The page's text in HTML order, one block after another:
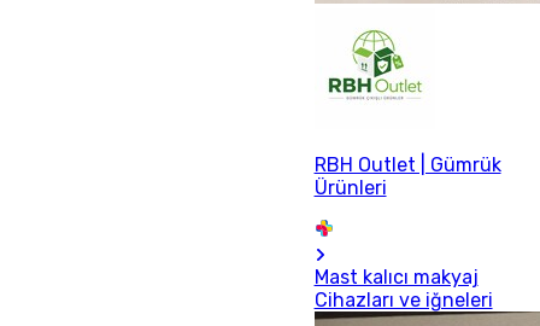
RBH Outlet | Gümrük
Ürünleri
Mast kalıcı makyaj
Cihazları ve iğneleri